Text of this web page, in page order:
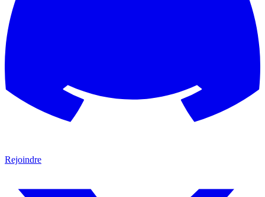
Rejoindre